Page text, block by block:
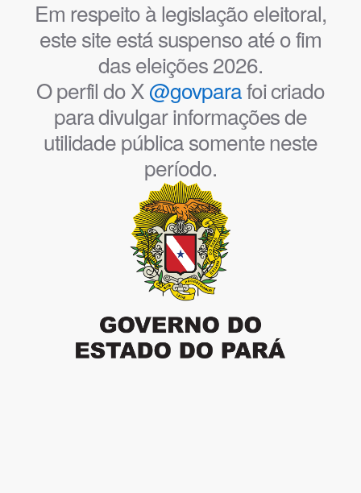
Em respeito à legislação eleitoral,
este site está suspenso até o fim
das eleições 2026.
O perfil do X@govparafoi criado
para divulgar informações de
utilidade pública somente neste
período.